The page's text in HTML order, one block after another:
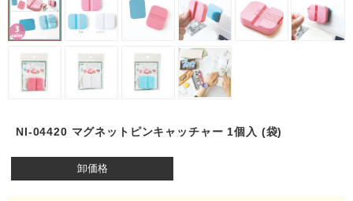
NI-04420 マグネットピンキャッチャー 1個入 (袋)
卸価格